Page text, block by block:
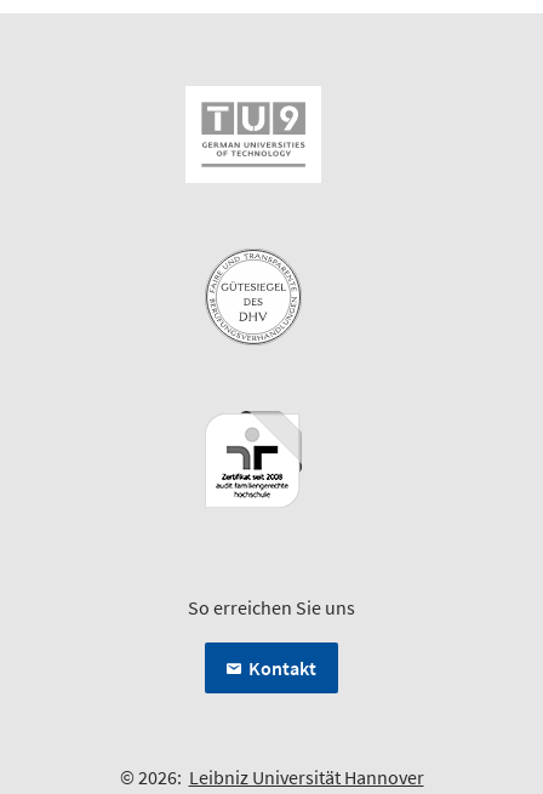
So erreichen Sie uns
Kontakt
© 2026: Leibniz Universität Hannover